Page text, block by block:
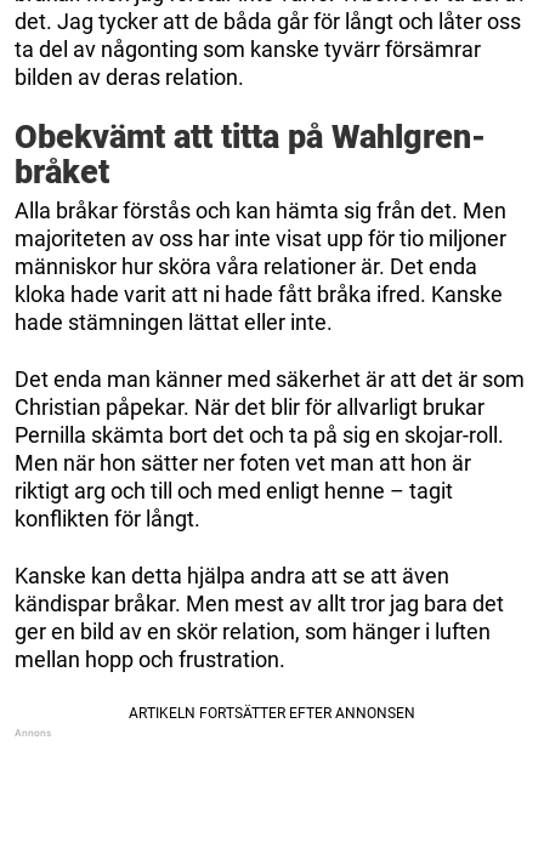
det. Jag tycker att de båda går för långt och låter oss
ta del av någonting som kanske tyvärr försämrar
bilden av deras relation.
Obekvämt att titta på Wahlgren-
bråket
Alla bråkar förstås och kan hämta sig från det. Men
majoriteten av oss har inte visat upp för tio miljoner
människor hur sköra våra relationer är. Det enda
kloka hade varit att ni hade fått bråka ifred. Kanske
hade stämningen lättat eller inte.
Det enda man känner med säkerhet är att det är som
Christian påpekar. När det blir för allvarligt brukar
Pernilla skämta bort det och ta på sig en skojar-roll.
Men när hon sätter ner foten vet man att hon är
riktigt arg och till och med enligt henne – tagit
konflikten för långt.
Kanske kan detta hjälpa andra att se att även
kändispar bråkar. Men mest av allt tror jag bara det
ger en bild av en skör relation, som hänger i luften
mellan hopp och frustration.